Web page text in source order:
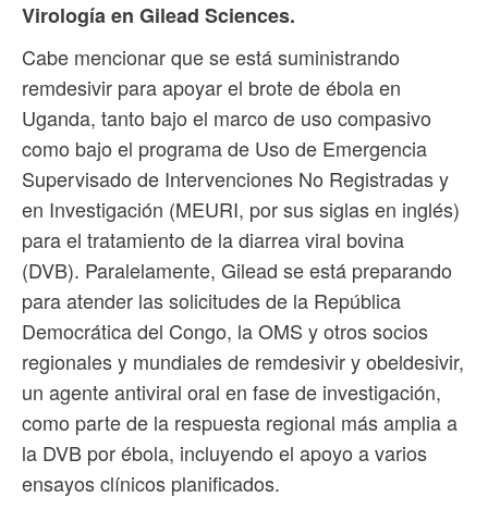
Virología en Gilead Sciences.
Cabe mencionar que se está suministrando
remdesivir para apoyar el brote de ébola en
Uganda, tanto bajo el marco de uso compasivo
como bajo el programa de Uso de Emergencia
Supervisado de Intervenciones No Registradas y
en Investigación (MEURI, por sus siglas en inglés)
para el tratamiento de la diarrea viral bovina
(DVB). Paralelamente, Gilead se está preparando
para atender las solicitudes de la República
Democrática del Congo, la OMS y otros socios
regionales y mundiales de remdesivir y obeldesivir,
un agente antiviral oral en fase de investigación,
como parte de la respuesta regional más amplia a
la DVB por ébola, incluyendo el apoyo a varios
ensayos clínicos planificados.